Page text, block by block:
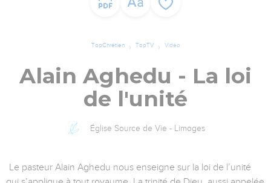
TopChrétien TopTV Vidéo
Alain Aghedu - La loi
de l'unité
Église Source de Vie - Limoges
Le pasteur Alain Aghedu nous enseigne sur la loi de l’unité